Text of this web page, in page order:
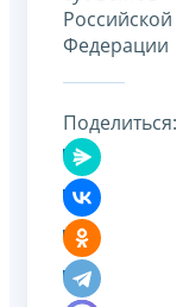
Российской
Федерации
Поделиться: